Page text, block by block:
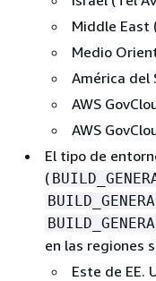
Middle East
Medio
América del
AWS
AWS
El tipo de
(
en las regiones
Este de EE.